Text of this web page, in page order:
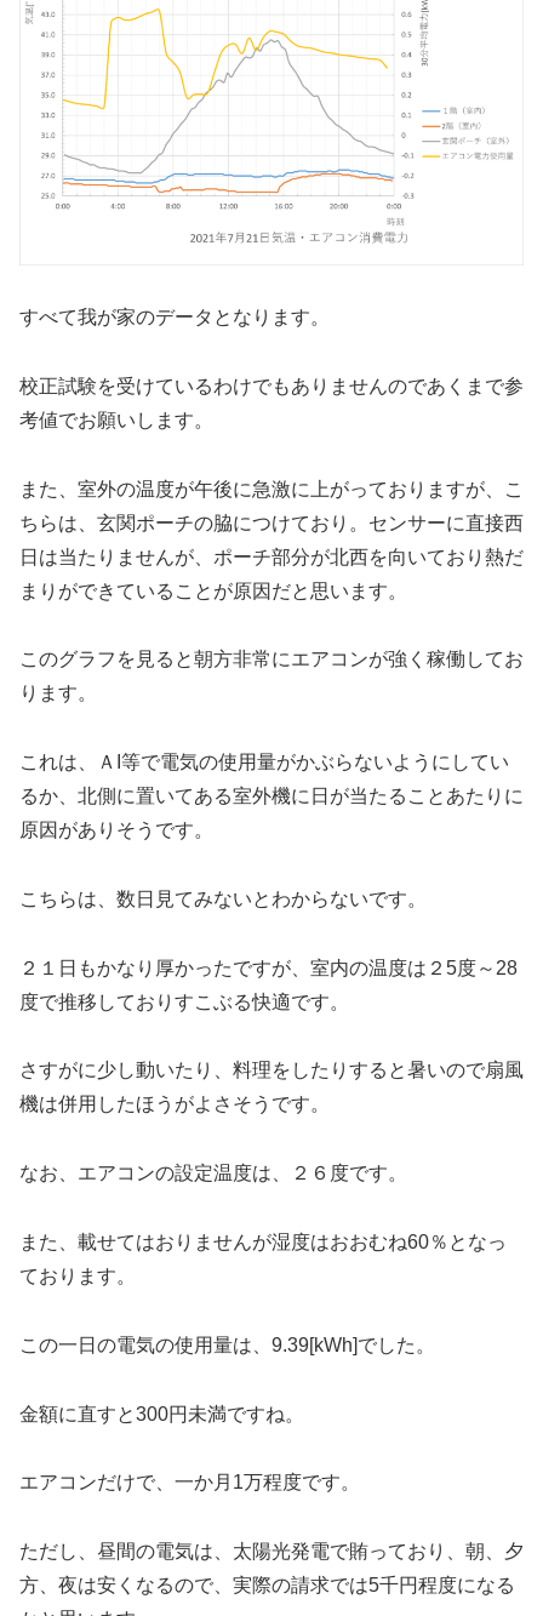
すべて我が家のデータとなります。
校正試験を受けているわけでもありませんのであくまで参
考値でお願いします。
また、室外の温度が午後に急激に上がっておりますが、こ
ちらは、玄関ポーチの脇につけており。センサーに直接西
日は当たりませんが、ポーチ部分が北西を向いており熱だ
まりができていることが原因だと思います。
このグラフを見ると朝方非常にエアコンが強く稼働してお
ります。
これは、ＡI等で電気の使用量がかぶらないようにしてい
るか、北側に置いてある室外機に日が当たることあたりに
原因がありそうです。
こちらは、数日見てみないとわからないです。
２１日もかなり厚かったですが、室内の温度は２5度～28
度で推移しておりすこぶる快適です。
さすがに少し動いたり、料理をしたりすると暑いので扇風
機は併用したほうがよさそうです。
なお、エアコンの設定温度は、２６度です。
また、載せてはおりませんが湿度はおおむね60％となっ
ております。
この一日の電気の使用量は、9.39[kWh]でした。
金額に直すと300円未満ですね。
エアコンだけで、一か月1万程度です。
ただし、昼間の電気は、太陽光発電で賄っており、朝、夕
方、夜は安くなるので、実際の請求では5千円程度になる